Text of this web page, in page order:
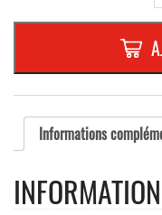
Informations